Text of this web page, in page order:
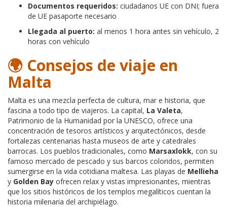
Documentos requeridos: ciudadanos UE con DNI; fuera
de UE pasaporte necesario
Llegada al puerto: al menos 1 hora antes sin vehículo, 2
horas con vehículo
🌍 Consejos de viaje en
Malta
Malta es una mezcla perfecta de cultura, mar e historia, que
fascina a todo tipo de viajeros. La capital, La Valeta,
Patrimonio de la Humanidad por la UNESCO, ofrece una
concentración de tesoros artísticos y arquitectónicos, desde
fortalezas centenarias hasta museos de arte y catedrales
barrocas. Los pueblos tradicionales, como Marsaxlokk, con su
famoso mercado de pescado y sus barcos coloridos, permiten
sumergirse en la vida cotidiana maltesa. Las playas de Mellieha
y Golden Bay ofrecen relax y vistas impresionantes, mientras
que los sitios históricos de los templos megalíticos cuentan la
historia milenaria del archipiélago.